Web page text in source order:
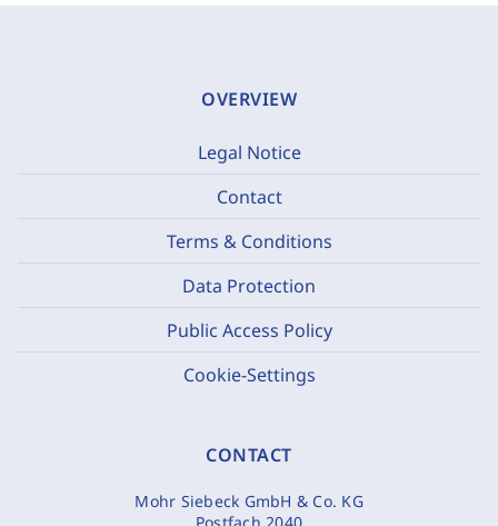
OVERVIEW
Legal Notice
Contact
Terms & Conditions
Data Protection
Public Access Policy
Cookie-Settings
CONTACT
Mohr Siebeck GmbH & Co. KG